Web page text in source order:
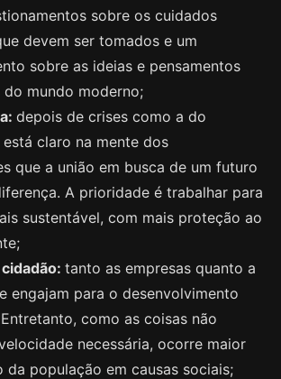
sobre os cuidados
devem ser tomados e um
sobre as ideias e pensamentos
do mundo moderno;
depois de crises como a do
claro na mente dos
que a união em busca de um futuro
A prioridade é trabalhar para
sustentável, com mais proteção ao
tanto as empresas quanto a
engajam para o desenvolvimento
como as coisas não
necessária, ocorre maior
da população em causas sociais;